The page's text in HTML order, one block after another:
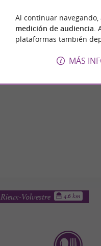
Rieux-Volvestre 4.6 km
Al continuar
medición de audiencia
plataformas también
MÁS